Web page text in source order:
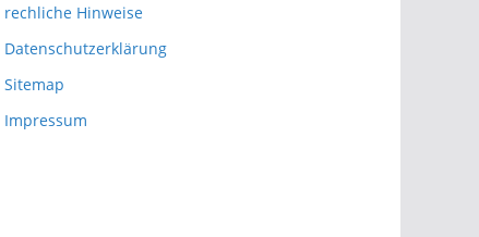
rechliche Hinweise
Datenschutzerklärung
Sitemap
Impressum